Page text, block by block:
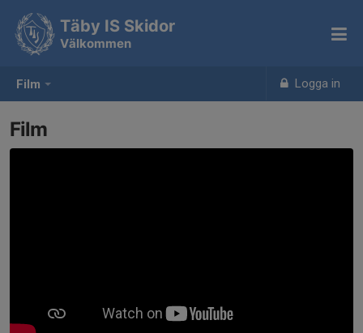
Film Logga in
Täby IS Skidor
Välkommen
Film